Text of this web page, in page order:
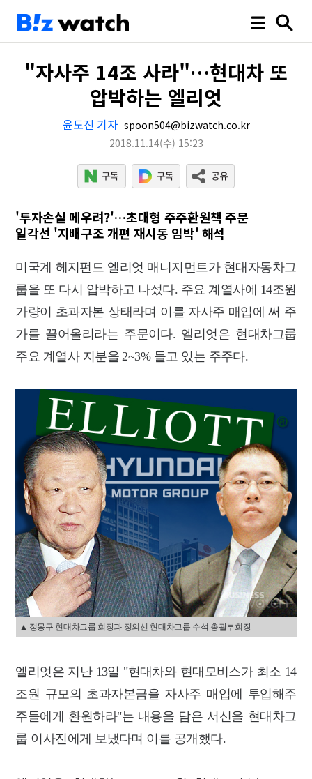
"자사주 14조 사라"…현대차 또
압박하는 엘리엇
윤도진 기자 spoon504@bizwatch.co.kr
2018.11.14(수) 15:23
'투자손실 메우려?'…초대형 주주환원책 주문
일각선 '지배구조 개편 재시동 임박' 해석
미국계 헤지펀드 엘리엇 매니지먼트가 현대자동차그
룹을 또 다시 압박하고 나섰다. 주요 계열사에 14조원
가량이 초과자본 상태라며 이를 자사주 매입에 써 주
가를 끌어올리라는 주문이다. 엘리엇은 현대차그룹
주요 계열사 지분을 2~3% 들고 있는 주주다.
▲ 정몽구 현대차그룹 회장과 정의선 현대차그룹 수석 총괄부회장
엘리엇은 지난 13일 "현대차와 현대모비스가 최소 14
조원 규모의 초과자본금을 자사주 매입에 투입해주
주들에게 환원하라"는 내용을 담은 서신을 현대차그
룹 이사진에게 보냈다며 이를 공개했다.